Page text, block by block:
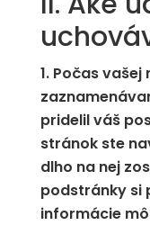
Počas vašej
pridelil váš
stránok ste
dlho na nej
podstránky si
informácie